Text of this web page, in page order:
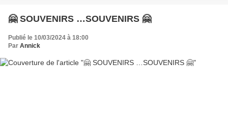
🤗 SOUVENIRS …SOUVENIRS 🤗
Publié le 10/03/2024 à 18:00
Par Annick